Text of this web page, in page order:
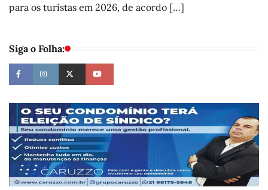
para os turistas em 2026, de acordo […]
Siga o Folha: